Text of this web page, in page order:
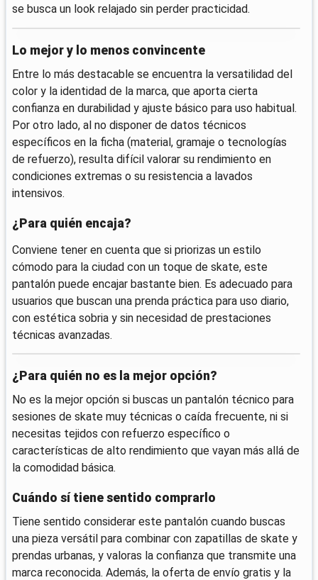
se busca un look relajado sin perder practicidad.
Lo mejor y lo menos convincente
Entre lo más destacable se encuentra la versatilidad del
color y la identidad de la marca, que aporta cierta
confianza en durabilidad y ajuste básico para uso habitual.
Por otro lado, al no disponer de datos técnicos
específicos en la ficha (material, gramaje o tecnologías
de refuerzo), resulta difícil valorar su rendimiento en
condiciones extremas o su resistencia a lavados
intensivos.
¿Para quién encaja?
Conviene tener en cuenta que si priorizas un estilo
cómodo para la ciudad con un toque de skate, este
pantalón puede encajar bastante bien. Es adecuado para
usuarios que buscan una prenda práctica para uso diario,
con estética sobria y sin necesidad de prestaciones
técnicas avanzadas.
¿Para quién no es la mejor opción?
No es la mejor opción si buscas un pantalón técnico para
sesiones de skate muy técnicas o caída frecuente, ni si
necesitas tejidos con refuerzo específico o
características de alto rendimiento que vayan más allá de
la comodidad básica.
Cuándo sí tiene sentido comprarlo
Tiene sentido considerar este pantalón cuando buscas
una pieza versátil para combinar con zapatillas de skate y
prendas urbanas, y valoras la confianza que transmite una
marca reconocida. Además, la oferta de envío gratis y la